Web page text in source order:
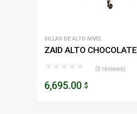
SILLAS DE ALTO NIVEL
ZAID ALTO CHOCOLATE
(0 reviews)
6,695.00 $